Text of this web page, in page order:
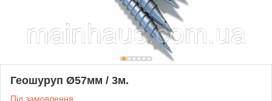
Геошуруп Ø57мм / 3м.
Під замовлення